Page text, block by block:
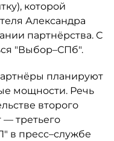
которой
Александра
партнёрства. С
"Выбор–СПб".
планируют
мощности. Речь
второго
— третьего
в пресс–службе